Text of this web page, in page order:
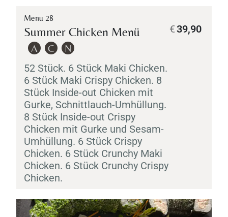
Menu 28
Summer Chicken Menü
A C N
52 Stück. 6 Stück Maki Chicken.
6 Stück Maki Crispy Chicken. 8
Stück Inside-out Chicken mit
Gurke, Schnittlauch-Umhüllung.
8 Stück Inside-out Crispy
Chicken mit Gurke und Sesam-
Umhüllung. 6 Stück Crispy
Chicken. 6 Stück Crunchy Maki
Chicken. 6 Stück Crunchy Crispy
Chicken.
39,90
€